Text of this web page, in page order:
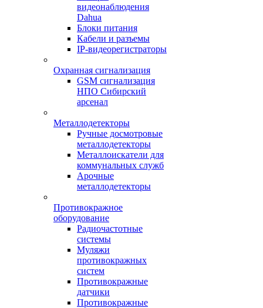
видеонаблюдения
Dahua
Блоки питания
Кабели и разъемы
IP-видеорегистраторы
Охранная сигнализация
GSM сигнализация
НПО Сибирский
арсенал
Металлодетекторы
Ручные досмотровые
металлодетекторы
Металлоискатели для
коммунальных служб
Арочные
металлодетекторы
Противокражное
оборудование
Радиочастотные
системы
Муляжи
противокражных
систем
Противокражные
датчики
Противокражные